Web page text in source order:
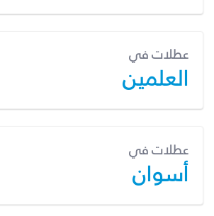
عطلات في
العلمين
عطلات في
أسوان